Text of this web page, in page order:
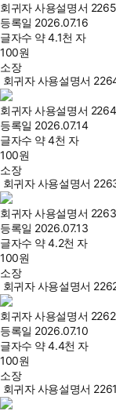
회귀자 사용설명서
등록일 2026.07.16
글자수 약 4.1천 자
100원
소장
회귀자 사용설명서
회귀자 사용설명서
등록일 2026.07.14
글자수 약 4천 자
100원
소장
회귀자 사용설명서
회귀자 사용설명서
등록일 2026.07.13
글자수 약 4.2천 자
100원
소장
회귀자 사용설명서
회귀자 사용설명서
등록일 2026.07.10
글자수 약 4.4천 자
100원
소장
회귀자 사용설명서